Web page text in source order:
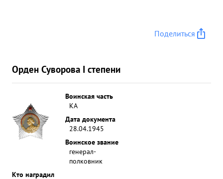
Поделиться
Орден Суворова I степени
Воинская часть
КА
Дата документа
28.04.1945
Воинское звание
генерал-
полковник
Кто наградил